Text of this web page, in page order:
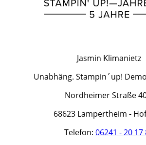
Jasmin Klimanietz
Unabhäng. Stampin´up!
Nordheimer Straße
68623 Lampertheim -
Telefon: 06241 - 20 17